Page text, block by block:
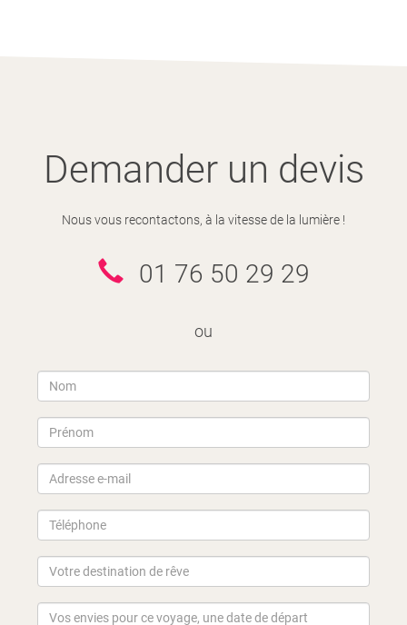
Demander un devis
Nous vous recontactons, à la vitesse de la lumière !
01 76 50 29 29
ou